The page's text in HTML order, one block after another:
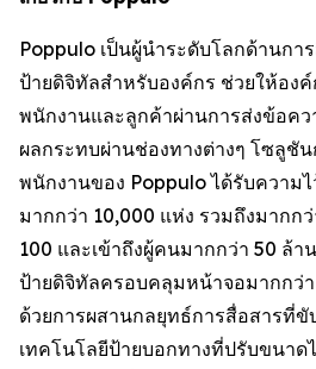
Poppulo เป็นผู้นำระดับโลกด้านกา
ป้ายดิจิทัลสำหรับองค์กร ช่วยให้อง
พนักงานและลูกค้าผ่านการส่งข้อคว
ผลกระทบผ่านช่องทางต่างๆ โซลูชั
พนักงานของ Poppulo ได้รับความไ
มากกว่า 10,000 แห่ง รวมถึงมากก
100 และเข้าถึงผู้คนมากกว่า 50 ล้า
ป้ายดิจิทัลครอบคลุมหน้าจอมากกว่
ด้วยการผสานกลยุทธ์การสื่อสารที่
เทคโนโลยีป้ายบอกทางที่ปรับขนาด